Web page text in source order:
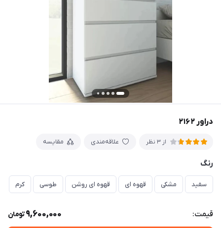
دراور ۲۱۶۲
از 3 نظر علاقه‌مندی مقایسه
رنگ
سفید مشکی قهوه ای قهوه ای روشن طوسی کرم
قیمت: 9,600,000تومان